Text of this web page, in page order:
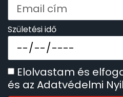
Születési idő
Elolvastam és
és az Adatvédelmi